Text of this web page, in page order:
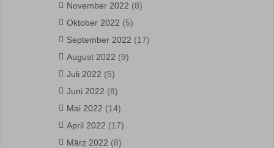
November 2022 (8)
Oktober 2022 (5)
September 2022 (17)
August 2022 (9)
Juli 2022 (5)
Juni 2022 (8)
Mai 2022 (14)
April 2022 (17)
März 2022 (8)